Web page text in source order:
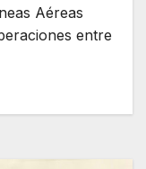
Aéreas
entre